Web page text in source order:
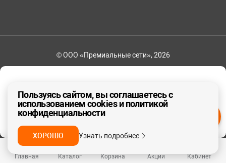
Главная Каталог Корзина Акции Кабинет
ДА, ВЕРНО
© ООО «Премиальные сети», 2026
Пользуясь сайтом, вы соглашаетесь с
использованием cookies и политикой
конфиденциальности
ХОРОШО Узнать подробнее